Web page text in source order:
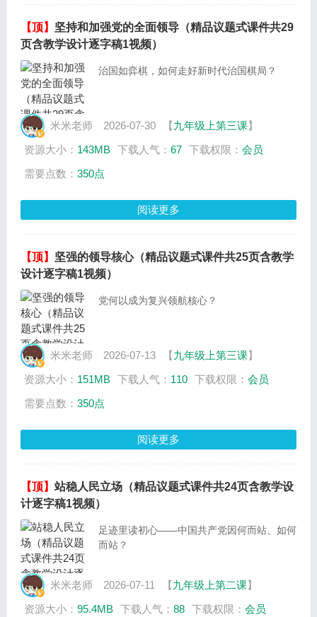
【顶】 坚持和加强党的全面领导（精品议题式课件共29
页含教学设计逐字稿1视频）
治国如弈棋，如何走好新时代治国棋局？
米米老师 2026-07-30 【九年级上第三课】
资源大小： 143MB 下载人气： 67 下载权限： 会员
需要点数： 350点
阅读更多
【顶】 坚强的领导核心（精品议题式课件共25页含教学
设计逐字稿1视频）
党何以成为复兴领航核心？
米米老师 2026-07-13 【九年级上第三课】
资源大小： 151MB 下载人气： 110 下载权限： 会员
需要点数： 350点
阅读更多
【顶】 站稳人民立场（精品议题式课件共24页含教学设
计逐字稿1视频）
足迹里读初心——中国共产党因何而站、如何
而站？
米米老师 2026-07-11 【九年级上第二课】
资源大小： 95.4MB 下载人气： 88 下载权限： 会员